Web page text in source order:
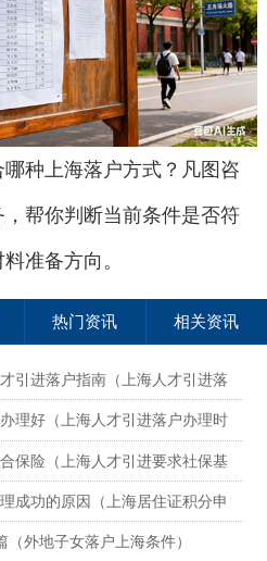
种上海落户方式？凡图咨
帮你判断当前条件是否符
准备方向。
热门资讯 相关资讯
引进落户指南（上海人才引进落
理好（上海人才引进落户办理时
保险（上海人才引进要求社保基
成功的原因（上海居住证积分申
外地子女落户上海条件）